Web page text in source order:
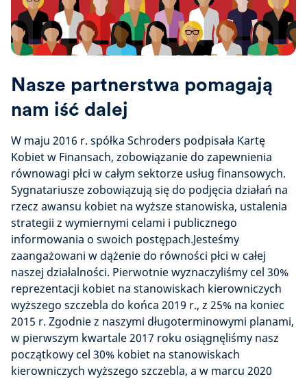
Nasze partnerstwa pomagają
nam iść dalej
W maju 2016 r. spółka Schroders podpisała Kartę
Kobiet w Finansach, zobowiązanie do zapewnienia
równowagi płci w całym sektorze usług finansowych.
Sygnatariusze zobowiązują się do podjęcia działań na
rzecz awansu kobiet na wyższe stanowiska, ustalenia
strategii z wymiernymi celami i publicznego
informowania o swoich postępach.Jesteśmy
zaangażowani w dążenie do równości płci w całej
naszej działalności. Pierwotnie wyznaczyliśmy cel 30%
reprezentacji kobiet na stanowiskach kierowniczych
wyższego szczebla do końca 2019 r., z 25% na koniec
2015 r. Zgodnie z naszymi długoterminowymi planami,
w pierwszym kwartale 2017 roku osiągnęliśmy nasz
początkowy cel 30% kobiet na stanowiskach
kierowniczych wyższego szczebla, a w marcu 2020